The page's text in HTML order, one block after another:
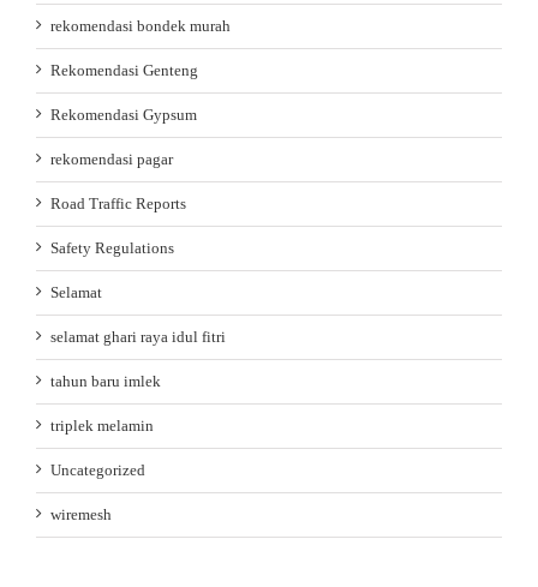
rekomendasi bondek murah
Rekomendasi Genteng
Rekomendasi Gypsum
rekomendasi pagar
Road Traffic Reports
Safety Regulations
Selamat
selamat ghari raya idul fitri
tahun baru imlek
triplek melamin
Uncategorized
wiremesh